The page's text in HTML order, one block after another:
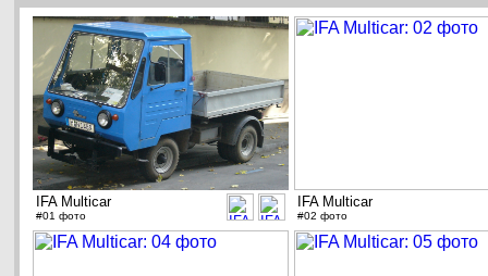
IFA Multicar
#01 фото
IFA Multicar
#02 фото